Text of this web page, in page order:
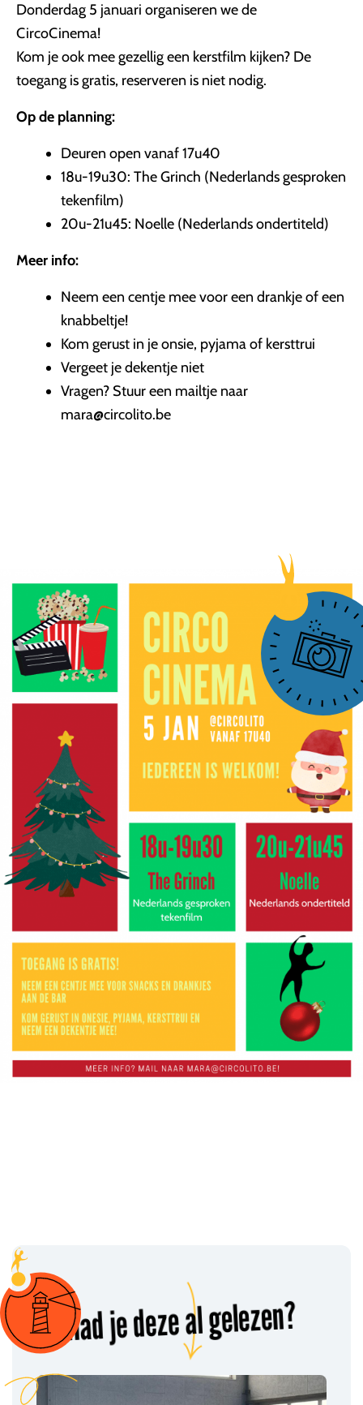
Donderdag 5 januari organiseren we de
CircoCinema!
Kom je ook mee gezellig een kerstfilm kijken? De
toegang is gratis, reserveren is niet nodig.
Op de planning:
Deuren open vanaf 17u40
18u-19u30: The Grinch (Nederlands gesproken
tekenfilm)
20u-21u45: Noelle (Nederlands ondertiteld)
Meer info:
Neem een centje mee voor een drankje of een
knabbeltje!
Kom gerust in je onsie, pyjama of kersttrui
Vergeet je dekentje niet
Vragen? Stuur een mailtje naar
mara@circolito.be
Had je deze al gelezen?